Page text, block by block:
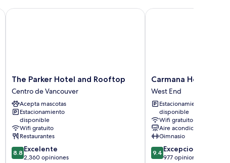
The
Parker
Hotel
and
Rooftop
Centro
de
Vancouver
The Parker Hotel and Rooftop
Centro de Vancouver
Acepta mascotas
Estacionamiento
disponible
Wifi gratuito
Restaurantes
8.8
de
8.8 Excelente
2,360 opiniones
The Parker Hotel and Rooftop
Carmana
Hotel
&
Suites
West
End
Carmana Hotel &
West End
Estacionamiento
disponible
Wifi gratuito
Aire acondicionado
Gimnasio
9.4
de
9.4 Excepcional
977 opiniones
Carmana Hotel &